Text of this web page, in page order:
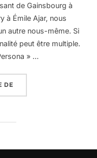
de Gainsbourg à
à Émile Ajar, nous
autre nous-même. Si
peut être multiple.
» …
DE